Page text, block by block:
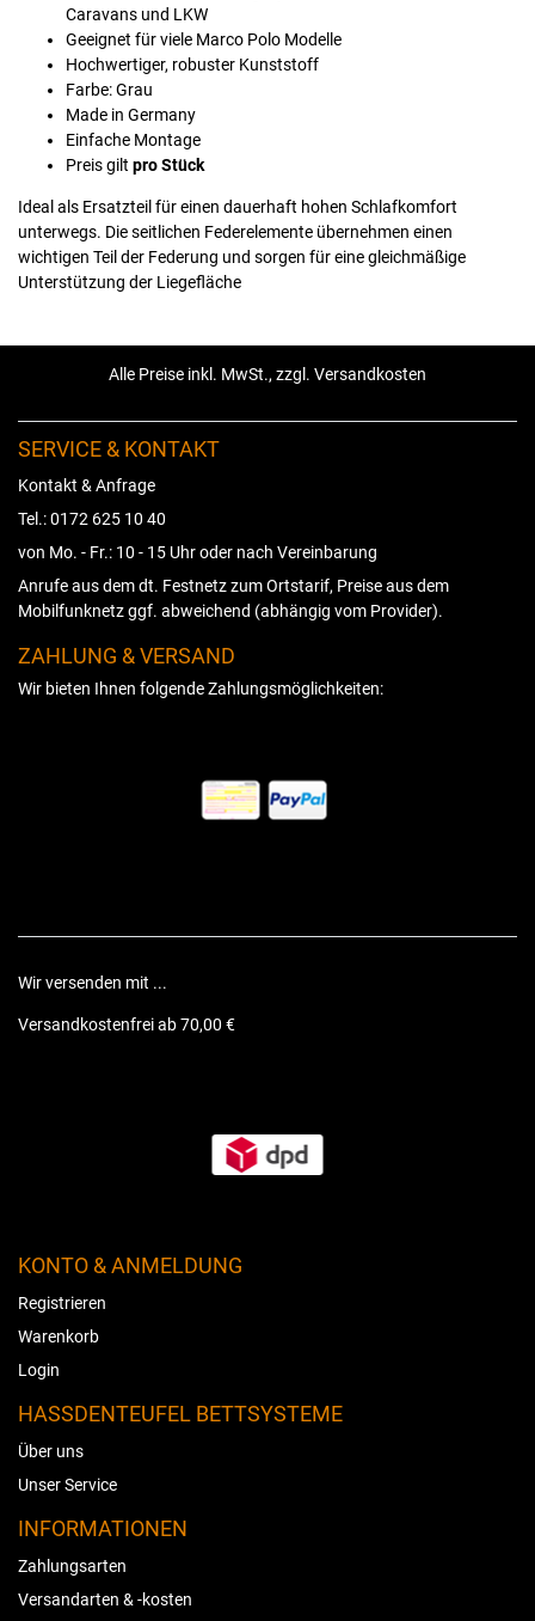
Caravans und LKW
Geeignet für viele Marco Polo Modelle
Hochwertiger, robuster Kunststoff
Farbe: Grau
Made in Germany
Einfache Montage
Preis gilt pro Stück
Ideal als Ersatzteil für einen dauerhaft hohen Schlafkomfort
unterwegs. Die seitlichen Federelemente übernehmen einen
wichtigen Teil der Federung und sorgen für eine gleichmäßige
Unterstützung der Liegefläche
Alle Preise inkl. MwSt., zzgl. Versandkosten
SERVICE & KONTAKT
Kontakt & Anfrage
Tel.: 0172 625 10 40
von Mo. - Fr.: 10 - 15 Uhr oder nach Vereinbarung
Anrufe aus dem dt. Festnetz zum Ortstarif, Preise aus dem
Mobilfunknetz ggf. abweichend (abhängig vom Provider).
ZAHLUNG & VERSAND
Wir bieten Ihnen folgende Zahlungsmöglichkeiten:
Wir versenden mit ...
Versandkostenfrei ab 70,00 €
KONTO & ANMELDUNG
Registrieren
Warenkorb
Login
HASSDENTEUFEL BETTSYSTEME
Über uns
Unser Service
INFORMATIONEN
Zahlungsarten
Versandarten & -kosten